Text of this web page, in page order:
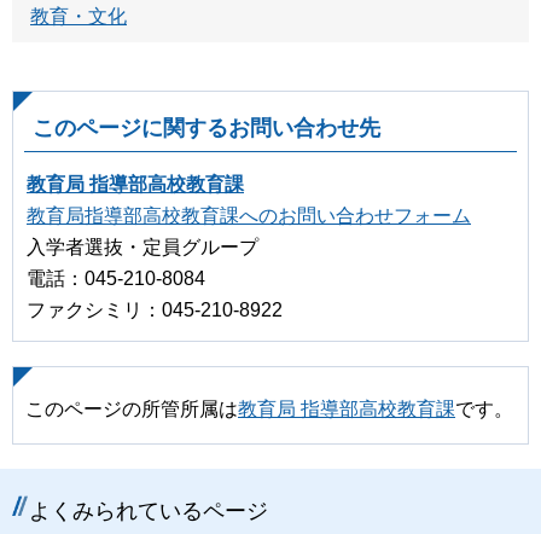
教育・文化
このページに関するお問い合わせ先
教育局 指導部高校教育課
教育局指導部高校教育課へのお問い合わせフォーム
入学者選抜・定員グループ
電話：045-210-8084
ファクシミリ：045-210-8922
このページの所管所属は教育局 指導部高校教育課です。
よくみられているページ